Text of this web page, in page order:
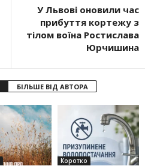
У Львові оновили час
прибуття кортежу з
тілом воїна Ростислава
Юрчишина
БІЛЬШЕ ВІД АВТОРА
Коротко